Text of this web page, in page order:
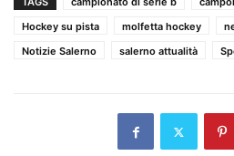
Hockey su pista
molfetta hockey
Notizie Salerno
salerno attualità